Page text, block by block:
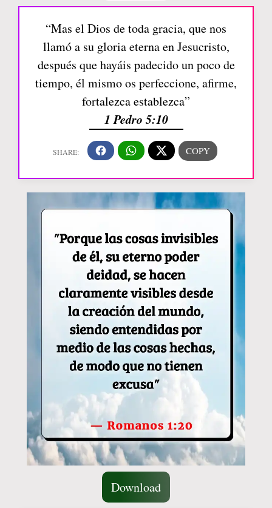
“Mas el Dios de toda gracia, que nos
llamó a su gloria eterna en Jesucristo,
después que hayáis padecido un poco de
tiempo, él mismo os perfeccione, afirme,
fortalezca establezca”
1 Pedro 5:10
Download